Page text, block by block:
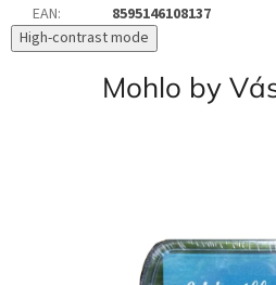
EAN:
8595146108137
High-contrast mode
Mohlo by